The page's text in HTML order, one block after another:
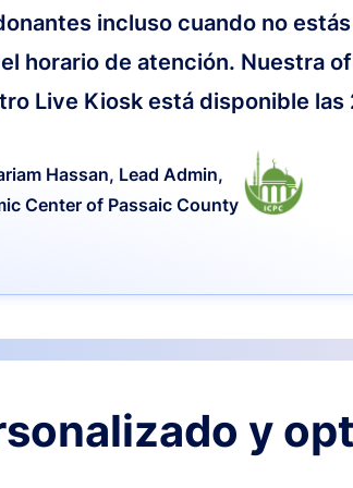
incluso cuando no
horario de atención. Nuestra
Live Kiosk está disponible las
Hassan, Lead Admin,
Center of Passaic County
y